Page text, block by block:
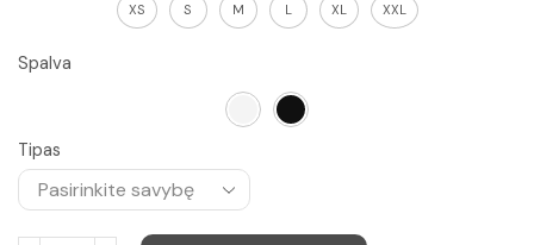
XS S M L XL XXL
Spalva
Tipas